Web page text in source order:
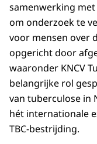
samenwerking
om onderzoek te
voor mensen over
opgericht door
waaronder KNCV
belangrijke rol
van tuberculose in
hét internationale
TBC-bestrijding.